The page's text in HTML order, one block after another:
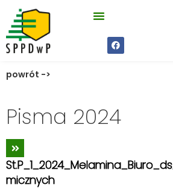
powrót ->
Pisma 2024
micznych